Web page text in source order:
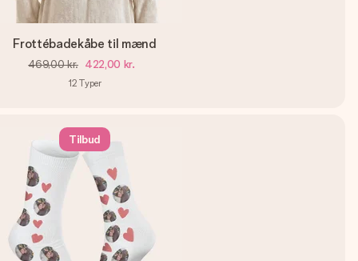
Frottébadekåbe til mænd
469,00 kr. 422,00 kr.
12 Typer
Tilbud